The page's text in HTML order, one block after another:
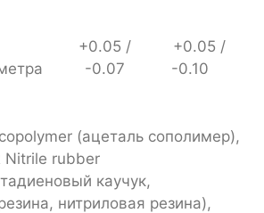
+0.05 /
-0.07
+0.05 /
-0.10
(ацеталь сополимер),
Nitrile rubber
каучук,
нитриловая резина),